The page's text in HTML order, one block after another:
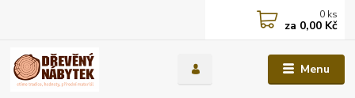
Menu
0 ks
za 0,00 Kč